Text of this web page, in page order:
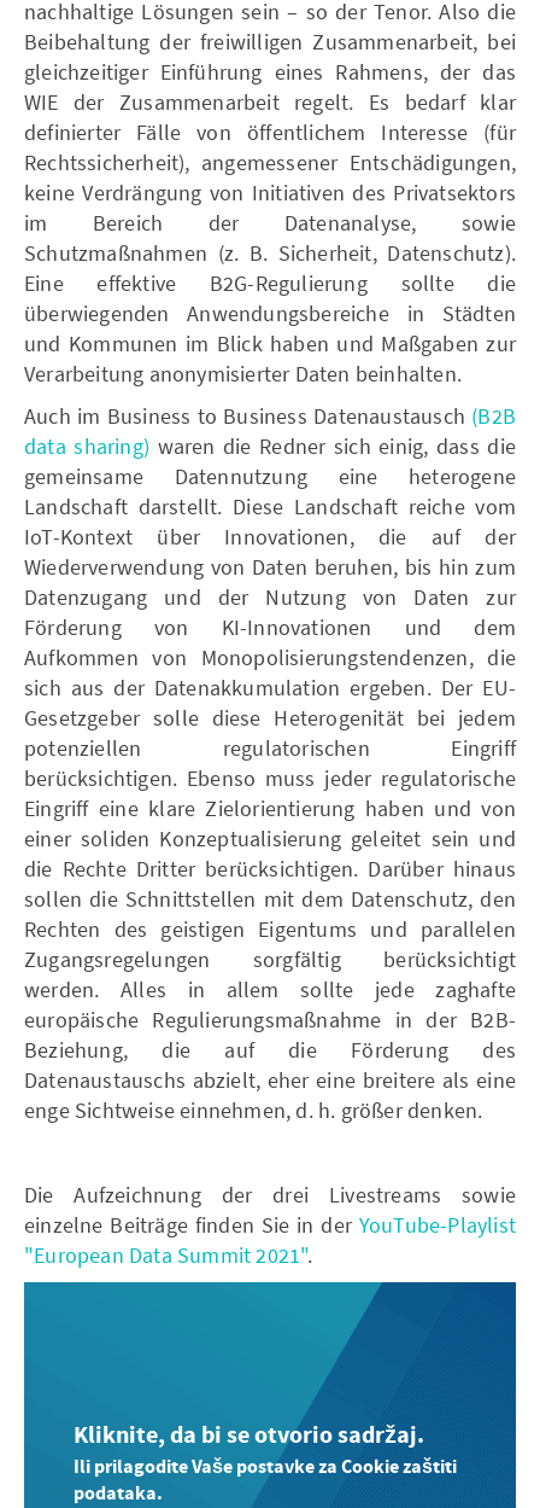
nachhaltige Lösungen sein – so der Tenor. Also die
Beibehaltung der freiwilligen Zusammenarbeit, bei
gleichzeitiger Einführung eines Rahmens, der das
WIE der Zusammenarbeit regelt. Es bedarf klar
definierter Fälle von öffentlichem Interesse (für
Rechtssicherheit), angemessener Entschädigungen,
keine Verdrängung von Initiativen des Privatsektors
im Bereich der Datenanalyse, sowie
Schutzmaßnahmen (z. B. Sicherheit, Datenschutz).
Eine effektive B2G-Regulierung sollte die
überwiegenden Anwendungsbereiche in Städten
und Kommunen im Blick haben und Maßgaben zur
Verarbeitung anonymisierter Daten beinhalten.
Auch im Business to Business Datenaustausch (B2B
data sharing) waren die Redner sich einig, dass die
gemeinsame Datennutzung eine heterogene
Landschaft darstellt. Diese Landschaft reiche vom
IoT-Kontext über Innovationen, die auf der
Wiederverwendung von Daten beruhen, bis hin zum
Datenzugang und der Nutzung von Daten zur
Förderung von KI-Innovationen und dem
Aufkommen von Monopolisierungstendenzen, die
sich aus der Datenakkumulation ergeben. Der EU-
Gesetzgeber solle diese Heterogenität bei jedem
potenziellen regulatorischen Eingriff
berücksichtigen. Ebenso muss jeder regulatorische
Eingriff eine klare Zielorientierung haben und von
einer soliden Konzeptualisierung geleitet sein und
die Rechte Dritter berücksichtigen. Darüber hinaus
sollen die Schnittstellen mit dem Datenschutz, den
Rechten des geistigen Eigentums und parallelen
Zugangsregelungen sorgfältig berücksichtigt
werden. Alles in allem sollte jede zaghafte
europäische Regulierungsmaßnahme in der B2B-
Beziehung, die auf die Förderung des
Datenaustauschs abzielt, eher eine breitere als eine
enge Sichtweise einnehmen, d. h. größer denken.
Die Aufzeichnung der drei Livestreams sowie
einzelne Beiträge finden Sie in der YouTube-Playlist
"European Data Summit 2021".
Kliknite, da bi se otvorio sadržaj.
Ili prilagodite Vaše postavke za Cookie zaštiti
podataka.